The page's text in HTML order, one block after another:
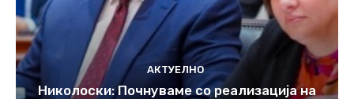
АКТУЕЛНО
Николоски: Почнуваме со реализација на